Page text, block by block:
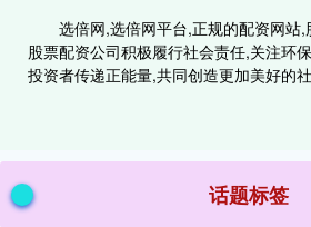
选倍网,选倍网平台,正规的配资网站
股票配资公司积极履行社会责任,关注环
投资者传递正能量,共同创造更加美好的社
话题标签